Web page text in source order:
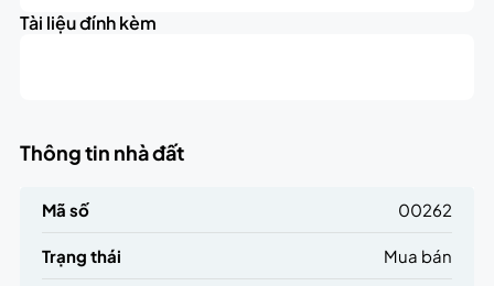
Tài liệu đính kèm
Thông tin nhà đất
Mã số 00262
Trạng thái Mua bán